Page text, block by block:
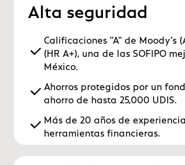
Alta seguridad
Calificaciones "A" de Moody’s
(HR A+), una de las SOFIPO
México.
Ahorros protegidos por un
ahorro de hasta 25,000 UDIS.
Más de 20 años de
herramientas financieras.